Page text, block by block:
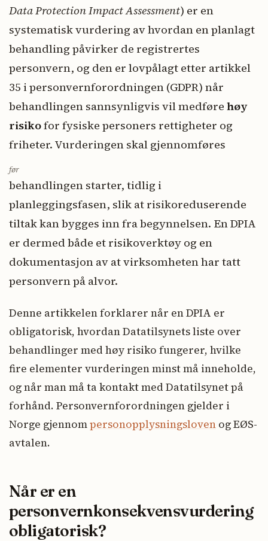
Data Protection Impact Assessment) er en
systematisk vurdering av hvordan en planlagt
behandling påvirker de registrertes
personvern, og den er lovpålagt etter artikkel
35 i personvernforordningen (GDPR) når
behandlingen sannsynligvis vil medføre høy
risikofor fysiske personers rettigheter og
friheter. Vurderingen skal gjennomføres
før
behandlingen starter, tidlig i
planleggingsfasen, slik at risikoreduserende
tiltak kan bygges inn fra begynnelsen. En DPIA
er dermed både et risikoverktøy og en
dokumentasjon av at virksomheten har tatt
personvern på alvor.
Denne artikkelen forklarer når en DPIA er
obligatorisk, hvordan Datatilsynets liste over
behandlinger med høy risiko fungerer, hvilke
fire elementer vurderingen minst må inneholde,
og når man må ta kontakt med Datatilsynet på
forhånd. Personvernforordningen gjelder i
Norge gjennompersonopplysningsloven og EØS-
avtalen.
Når er en
personvernkonsekvensvurdering
obligatorisk?